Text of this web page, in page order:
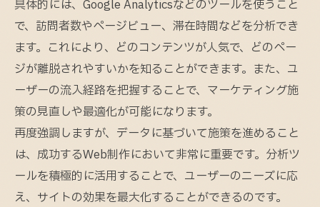
具体的には、Google Analyticsなどのツールを使うこと
で、訪問者数やページビュー、滞在時間などを分析でき
ます。これにより、どのコンテンツが人気で、どのペー
ジが離脱されやすいかを知ることができます。また、ユ
ーザーの流入経路を把握することで、マーケティング施
策の見直しや最適化が可能になります。
再度強調しますが、データに基づいて施策を進めること
は、成功するWeb制作において非常に重要です。分析ツ
ールを積極的に活用することで、ユーザーのニーズに応
え、サイトの効果を最大化することができるのです。